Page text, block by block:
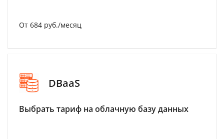
От 684 руб./месяц
DBaaS
Выбрать тариф на облачную базу данных